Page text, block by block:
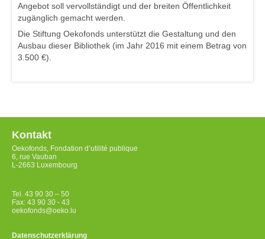
Angebot soll vervollständigt und der breiten Öffentlichkeit
zugänglich gemacht werden.
Die Stiftung Oekofonds unterstützt die Gestaltung und den
Ausbau dieser Bibliothek (im Jahr 2016 mit einem Betrag von
3.500 €).
Kontakt
Oekofonds, Fondation d’utilité publique
6, rue Vauban
L-2663 Luxembourg
Tel. 43 90 30 – 50
Fax: 43 90 30 - 43
oekofonds@oeko.lu
Datenschutzerklärung